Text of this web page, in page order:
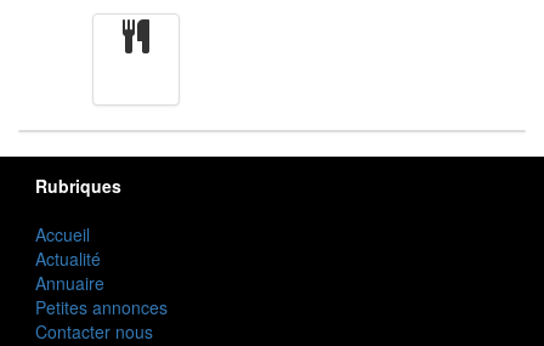
Rubriques
Accueil
Actualité
Annuaire
Petites annonces
Contacter nous